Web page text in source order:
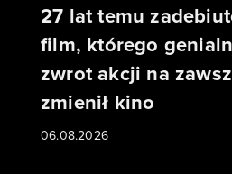
27 lat temu
film, którego
zwrot akcji na
zmienił kino
06.08.2026